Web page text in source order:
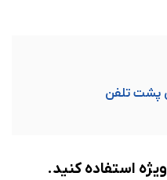
پشت تلفن
استفاده کنید.